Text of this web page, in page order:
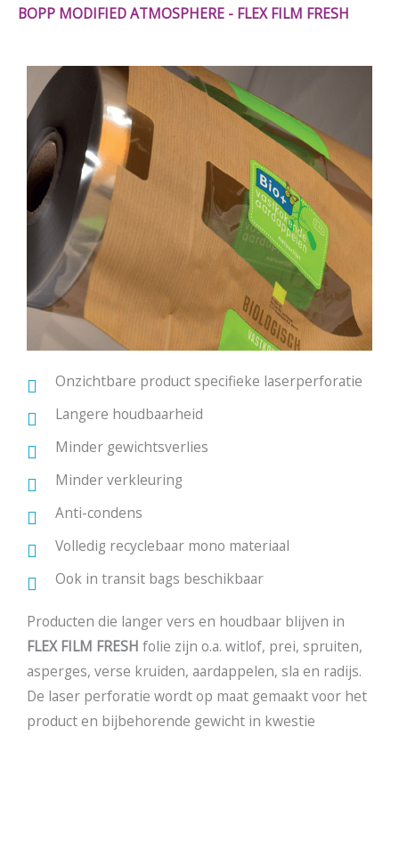
BOPP MODIFIED ATMOSPHERE - FLEX FILM FRESH
Onzichtbare product specifieke laserperforatie
Langere houdbaarheid
Minder gewichtsverlies
Minder verkleuring
Anti-condens
Volledig recyclebaar mono materiaal
Ook in transit bags beschikbaar
Producten die langer vers en houdbaar blijven in
FLEX FILM FRESH folie zijn o.a. witlof, prei, spruiten,
asperges, verse kruiden, aardappelen, sla en radijs.
De laser perforatie wordt op maat gemaakt voor het
product en bijbehorende gewicht in kwestie